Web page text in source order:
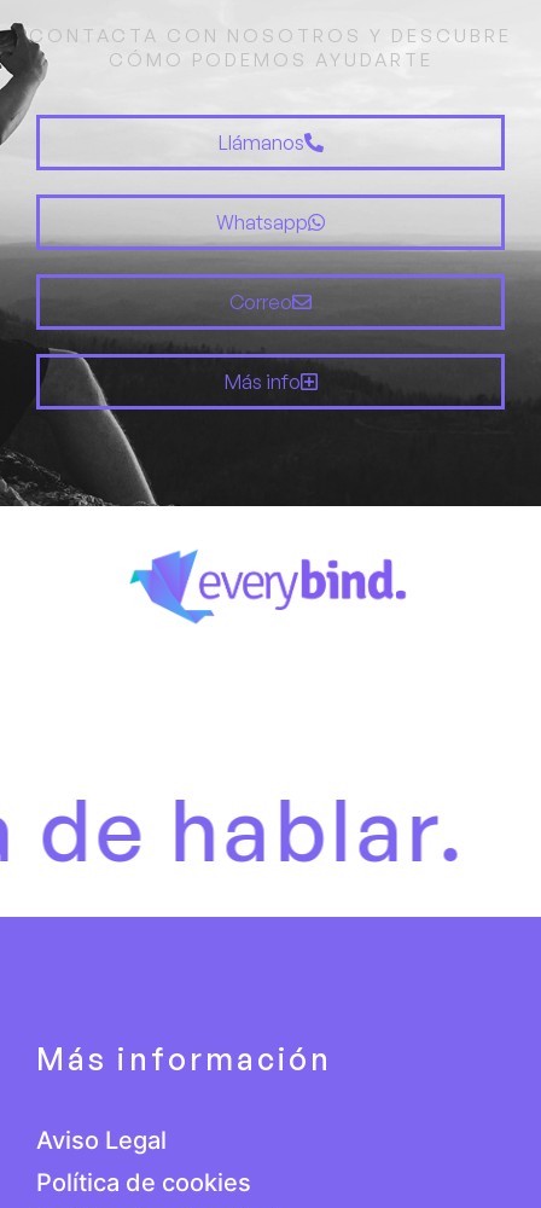
CONTACTA CON NOSOTROS Y DESCUBRE
CÓMO PODEMOS AYUDARTE
Llámanos
Whatsapp
Correo
Más info
Más información
Aviso Legal
Política de cookies